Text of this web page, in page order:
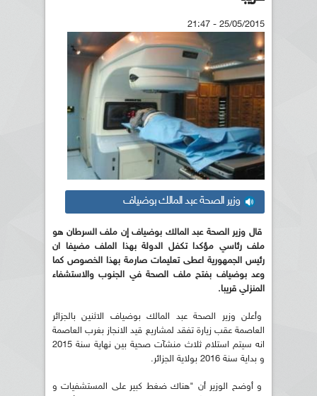
25/05/2015 - 21:47
وزير الصحة عبد المالك بوضياف
قال وزير الصحة عبد المالك بوضياف إن ملف السرطان هو
ملف رئاسي مؤكدا تكفل الدولة بهذا الملف مضيفا ان
رئيس الجمهورية اعطى تعليمات صارمة بهذا الخصوص كما
وعد بوضياف بفتح ملف الصحة في الجنوب والاستشفاء
المنزلي قريبا.
وأعلن وزير الصحة عبد المالك بوضياف الاثنين بالجزائر
العاصمة عقب زيارة تفقد لمشاريع قيد الانجاز بغرب العاصمة
انه سيتم استلام ثلاث منشآت صحية بين نهاية سنة 2015
و بداية سنة 2016 بولاية الجزائر.
و أوضح الوزير أن "هناك ضغط كبير على المستشفيات و